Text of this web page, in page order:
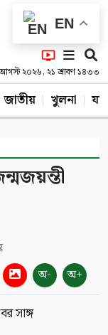
EN
২০২৬, ২১ শ্রাবণ ১৪৩৩
জাতীয় খুলনা
অ- অ+